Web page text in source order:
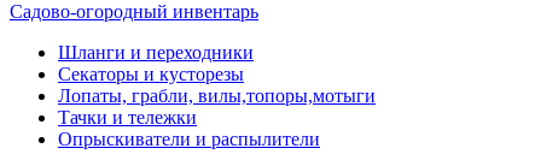
Садово-огородный инвентарь
Шланги и переходники
Секаторы и кусторезы
Лопаты, грабли, вилы,топоры,мотыги
Тачки и тележки
Опрыскиватели и распылители